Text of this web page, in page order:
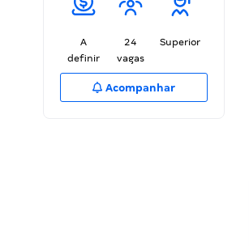
A
definir
24
vagas
Superior
Acompanhar